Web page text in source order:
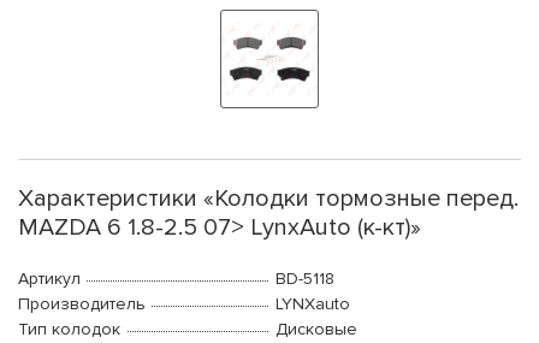
Характеристики «Колодки тормозные перед.
MAZDA 6 1.8-2.5 07> LynxAuto (к-кт)»
Артикул
BD-5118
Производитель
LYNXauto
Тип колодок
Дисковые